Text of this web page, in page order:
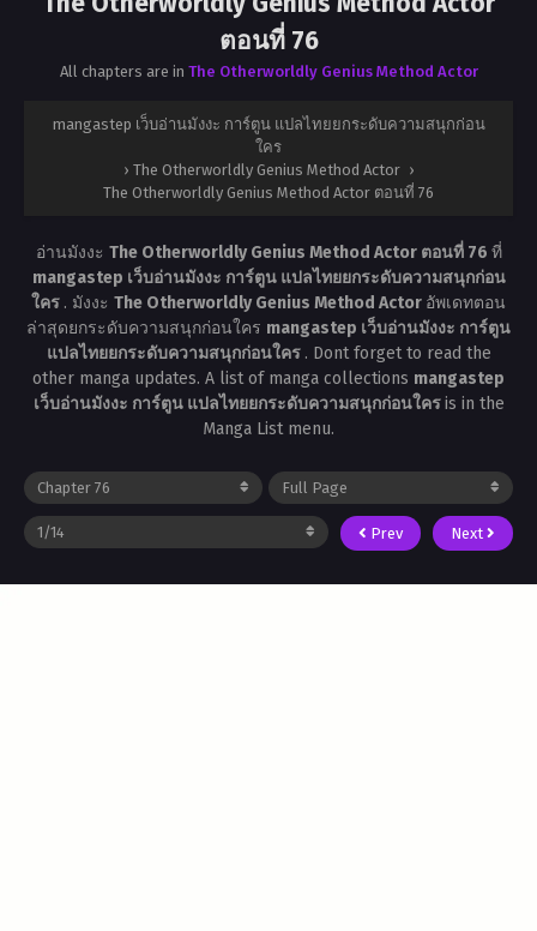
ตอนที่ 76
All chapters are in The Otherworldly Genius Method Actor
mangastep เว็บอ่านมังงะ การ์ตูน แปลไทยยกระดับความสนุกก่อน
ใคร
› The Otherworldly Genius Method Actor ›
The Otherworldly Genius Method Actor ตอนที่ 76
อ่านมังงะ The Otherworldly Genius Method Actor ตอนที่ 76 ที่
mangastep เว็บอ่านมังงะ การ์ตูน แปลไทยยกระดับความสนุกก่อน
ใคร . มังงะ The Otherworldly Genius Method Actor อัพเดทตอน
ล่าสุดยกระดับความสนุกก่อนใคร mangastep เว็บอ่านมังงะ การ์ตูน
แปลไทยยกระดับความสนุกก่อนใคร . Dont forget to read the
other manga updates. A list of manga collections mangastep
เว็บอ่านมังงะ การ์ตูน แปลไทยยกระดับความสนุกก่อนใครis in the
Manga List menu.
Prev Next